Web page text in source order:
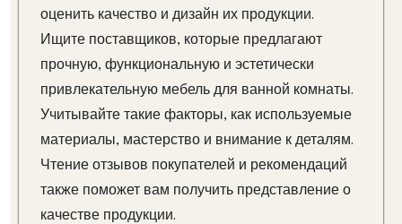
оценить качество и дизайн их продукции.
Ищите поставщиков, которые предлагают
прочную, функциональную и эстетически
привлекательную мебель для ванной комнаты.
Учитывайте такие факторы, как используемые
материалы, мастерство и внимание к деталям.
Чтение отзывов покупателей и рекомендаций
также поможет вам получить представление о
качестве продукции.